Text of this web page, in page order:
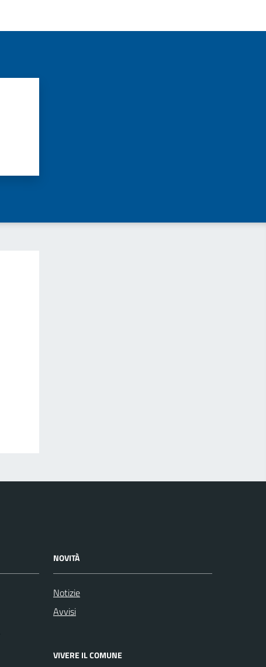
NOVITÀ
Notizie
Avvisi
VIVERE IL COMUNE